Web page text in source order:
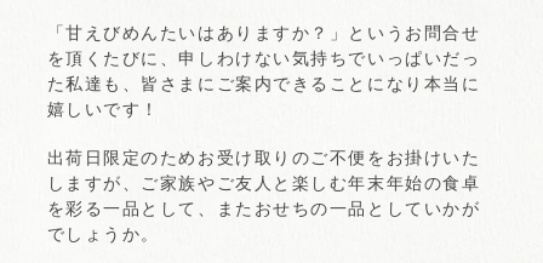
「甘えびめんたいはありますか？」というお問合せ
を頂くたびに、申しわけない気持ちでいっぱいだっ
た私達も、皆さまにご案内できることになり本当に
嬉しいです！
出荷日限定のためお受け取りのご不便をお掛けいた
しますが、ご家族やご友人と楽しむ年末年始の食卓
を彩る一品として、またおせちの一品としていかが
でしょうか。